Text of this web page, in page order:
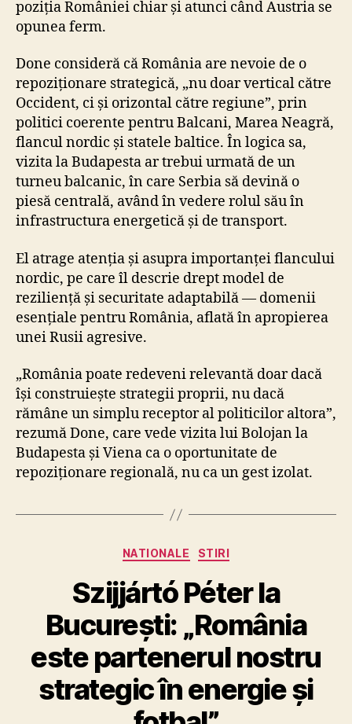
poziția României chiar și atunci când Austria se
opunea ferm.
Done consideră că România are nevoie de o
repoziționare strategică, „nu doar vertical către
Occident, ci și orizontal către regiune”, prin
politici coerente pentru Balcani, Marea Neagră,
flancul nordic și statele baltice. În logica sa,
vizita la Budapesta ar trebui urmată de un
turneu balcanic, în care Serbia să devină o
piesă centrală, având în vedere rolul său în
infrastructura energetică și de transport.
El atrage atenția și asupra importanței flancului
nordic, pe care îl descrie drept model de
reziliență și securitate adaptabilă — domenii
esențiale pentru România, aflată în apropierea
unei Rusii agresive.
„România poate redeveni relevantă doar dacă
își construiește strategii proprii, nu dacă
rămâne un simplu receptor al politicilor altora”,
rezumă Done, care vede vizita lui Bolojan la
Budapesta și Viena ca o oportunitate de
repoziționare regională, nu ca un gest izolat.
Categories
NATIONALE STIRI
Szijjártó Péter la
București: „România
este partenerul nostru
strategic în energie și